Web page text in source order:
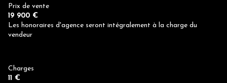
Prix de vente
19 900 €
Les honoraires d'agence seront intégralement à la charge du
vendeur
Charges
11 €